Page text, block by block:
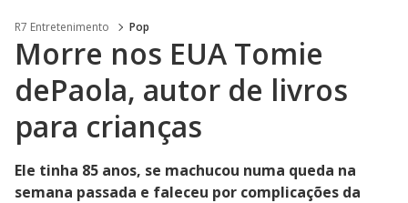
R7 Entretenimento Pop
Morre nos EUA Tomie
dePaola, autor de livros
para crianças
Ele tinha 85 anos, se machucou numa queda na
semana passada e faleceu por complicações da